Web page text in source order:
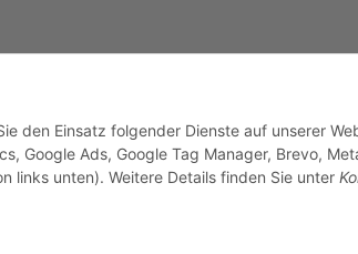
den Einsatz folgender Dienste auf unserer
Google Ads, Google Tag Manager, Brevo,
links unten). Weitere Details finden Sie unter